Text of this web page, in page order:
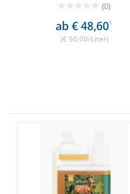
(0)
ab € 48,601
(€ 50,00/Liter)